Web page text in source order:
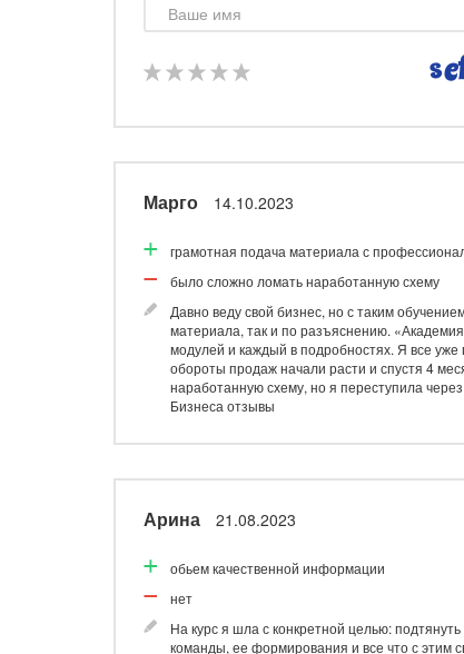
структурировано, что время обучения
инструментов. Объемом информации и ее
Только положи тельные моменты для своей
Хочу сказать, что полученная на вебинаре
актуальна практически для любой сферы
четко и понятно, узнала много нового.
внедрять в своей компании. Спасибо
смотрела.
Артём 17.07.2023
Работают профессионалы,
Долгое время не хотел обращаться за
всеми процессами. Но настал тот момент,
тогда и решил обратиться в ДНК Бизнес. С
моментам. Они предложили
Марго 14.10.2023
грамотная подача материала с
было сложно ломать наработанную схему
Давно веду свой бизнес, но с таким
материала, так и по разъяснению.
модулей и каждый в подробностях. Я все уже
обороты продаж начали расти и спустя 4
наработанную схему, но я переступила
Бизнеса отзывы
Арина 21.08.2023
обьем качественной информации
нет
На курс я шла с конкретной целью:
команды, ее формирования и все что с этим